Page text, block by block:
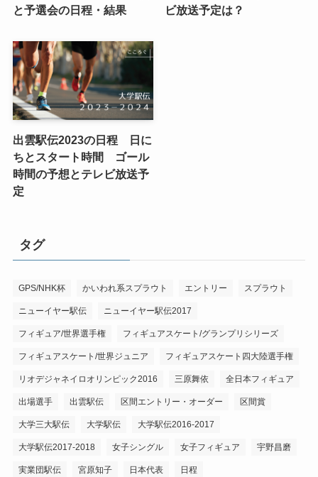
と予選会の日程・結果
ビ放送予定は？
出雲駅伝2023の日程 日に
ちとスタート時間 ゴール
時間の予想とテレビ放送予
定
タグ
GPS/NHK杯 かいわれ系スプラウト エントリー スプラウト
ニューイヤー駅伝 ニューイヤー駅伝2017
フィギュア/世界選手権 フィギュアスケート/グランプリシリーズ
フィギュアスケート/世界ジュニア フィギュアスケート四大陸選手権
リオデジャネイロオリンピック2016 三原舞依 全日本フィギュア
出場選手 出雲駅伝 区間エントリー・オーダー 区間賞
大学三大駅伝 大学駅伝 大学駅伝2016-2017
大学駅伝2017-2018 女子シングル 女子フィギュア 宇野昌磨
実業団駅伝 宮原知子 日本代表 日程